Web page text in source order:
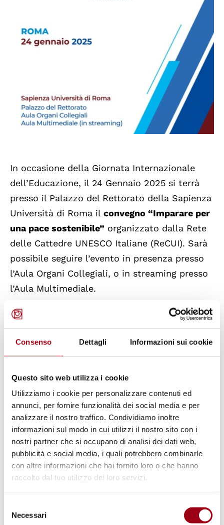
Consenso Dettagli Informazioni sui cookie
Questo sito web utilizza i cookie
Utilizziamo i cookie per personalizzare contenuti ed
annunci, per fornire funzionalità dei social media e per
analizzare il nostro traffico. Condividiamo inoltre
informazioni sul modo in cui utilizzi il nostro sito con i
nostri partner che si occupano di analisi dei dati web,
pubblicità e social media, i quali potrebbero combinarle
con altre informazioni che hai fornito loro o che hanno
raccolto dal tuo utilizzo dei loro servizi.
delNecessari
In occasione della Giornata Internazionale
dell’Educazione, il 24 Gennaio 2025 si terrà
presso il Palazzo del Rettorato della Sapienza
Università di Roma il convegno “Imparare per
una pace sostenibile” organizzato dalla Rete
delle Cattedre UNESCO Italiane (ReCUI). Sarà
possibile seguire l’evento in presenza presso
l’Aula Organi Collegiali, o in streaming presso
l’Aula Multimediale.
Il convegno sarà suddiviso in una prima
di tematiche quali la pace, lo sviluppo
sanitario in un’ottica inclusiva e sostenibile, e
il lavoro svolto dalle Cattedre UNESCO;
seguirà poi una seconda sessione pomeridiana
durante la quale si svolgerà l’Assemblea
ReCUI.
Per maggiori informazioni consultare il
programma allegato.
Aggiornato il: